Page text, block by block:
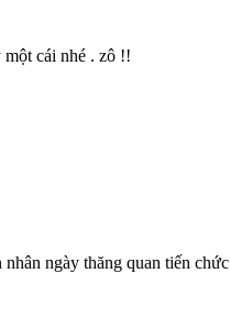
cái nhé . zô !!
ngày thăng quan tiến chức